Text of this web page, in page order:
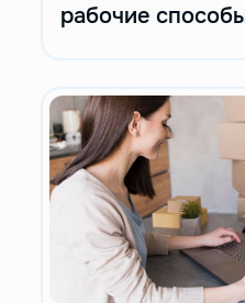
рабочие